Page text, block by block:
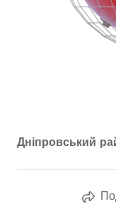
Дніпровський